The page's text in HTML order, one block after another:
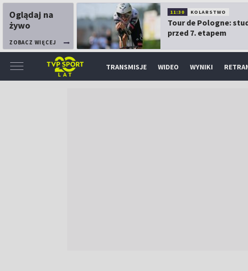
Oglądaj na
żywo
ZOBACZ WIĘCEJ
11:30 KOLARSTWO
Tour de Pologne:
przed 7. etapem
TRANSMISJE WIDEO WYNIKI